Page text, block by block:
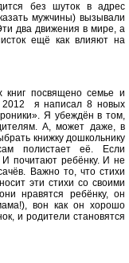
без шуток в адрес
мужчины) вызывали
два движения в мире, а
ещё как влияют на
посвящено семье и
2012 я написал 8 новых
Я убеждён в том,
А, может даже, в
книжку дошкольнику
полистает её. Если
почитают ребёнку. И не
Важно то, что стихи
эти стихи со своими
нравятся ребёнку, он
вон как он хорошо
и родители становятся